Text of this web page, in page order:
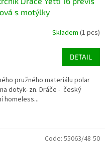
s motýlky
Skladem (1 pcs)
DETAIL
pružného materiálu polar
dotyk- zn. Dráče - český
homeless...
Code: 55063/48-50